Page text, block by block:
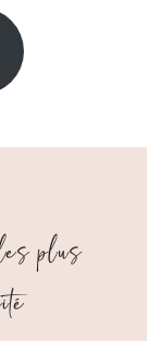
plus